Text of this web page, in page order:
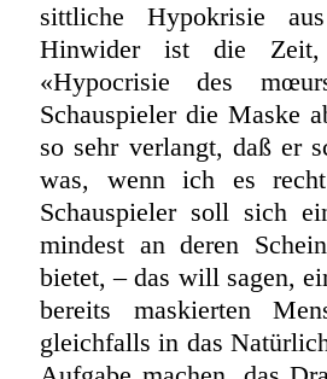
sittliche Hypokrisie
Hinwider ist die
«Hypocrisie des
Schauspieler die Maske
so sehr verlangt, daß er
was, wenn ich es
Schauspieler soll sich
mindest an deren
bietet, – das will sagen,
bereits maskierten
gleichfalls in das